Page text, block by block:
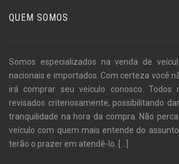
QUEM SOMOS
Somos especializados na venda de
nacionais e importados. Com certeza você
irá comprar seu veículo conosco. Todos
revisados criteriosamente, possibilitando
tranquilidade na hora da compra. Não
veículo com quem mais entende do
terão o prazer em atendê-lo.